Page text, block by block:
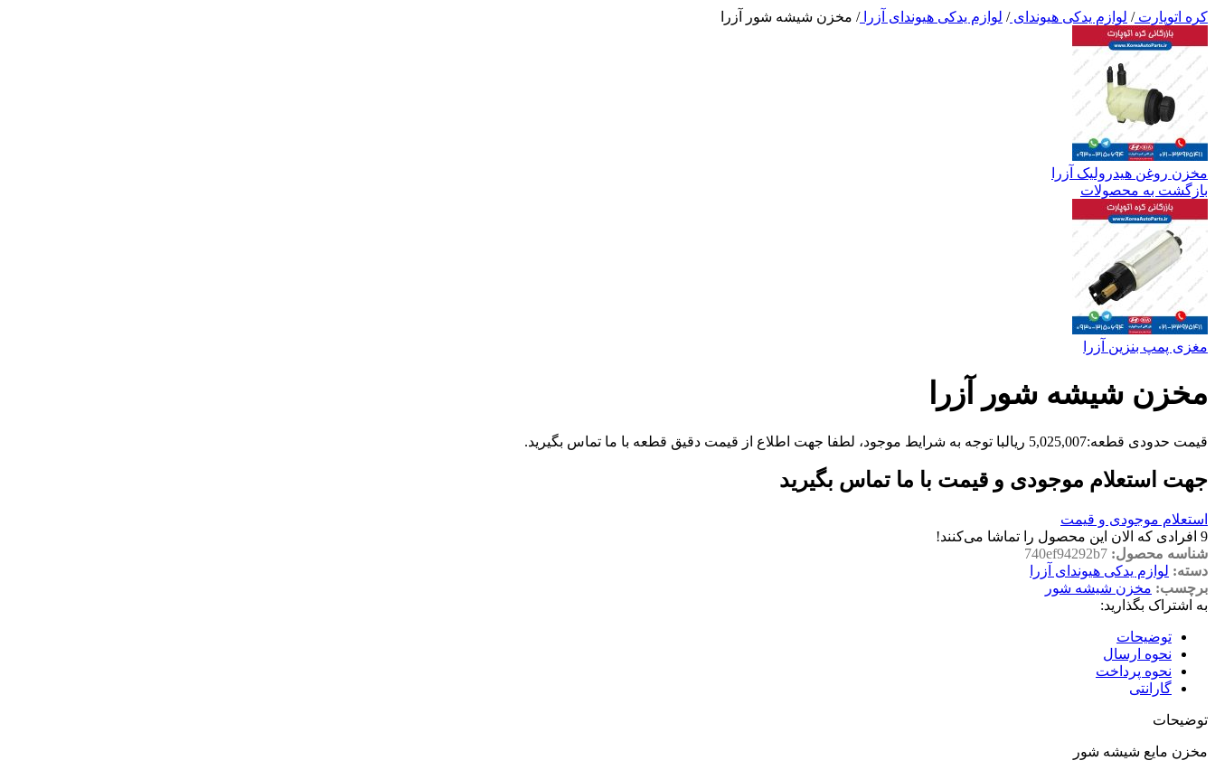
کره اتوپارت/ لوازم یدکی هیوندای/ لوازم یدکی هیوندای آزرا/ مخزن شیشه شور آزرا
مخزن روغن هیدرولیک آزرا
بازگشت به محصولات
مغزی پمپ بنزین آزرا
مخزن شیشه شور آزرا
قیمت حدودی قطعه:5,025,007 ریالبا توجه به شرایط موجود، لطفا جهت اطلاع از قیمت دقیق قطعه با ما تماس بگیرید.
جهت استعلام موجودی و قیمت با ما تماس بگیرید
استعلام موجودی و قیمت
9 افرادی که الان این محصول را تماشا می‌کنند!
شناسه محصول: 740ef94292b7
دسته: لوازم یدکی هیوندای آزرا
برچسب: مخزن شیشه شور
به اشتراک بگذارید:
توضیحات
نحوه ارسال
نحوه پرداخت
گارانتی
توضیحات
مخزن مایع شیشه شور